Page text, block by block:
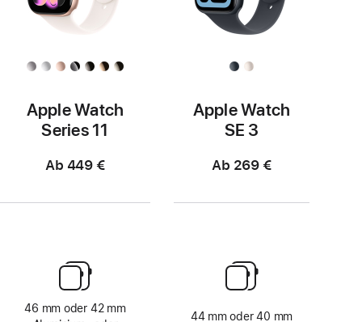
Apple Watch
Series 11
Ab 449 €
46 mm oder 42 mm
Apple Watch
SE 3
Ab 269 €
44 mm oder 40 mm